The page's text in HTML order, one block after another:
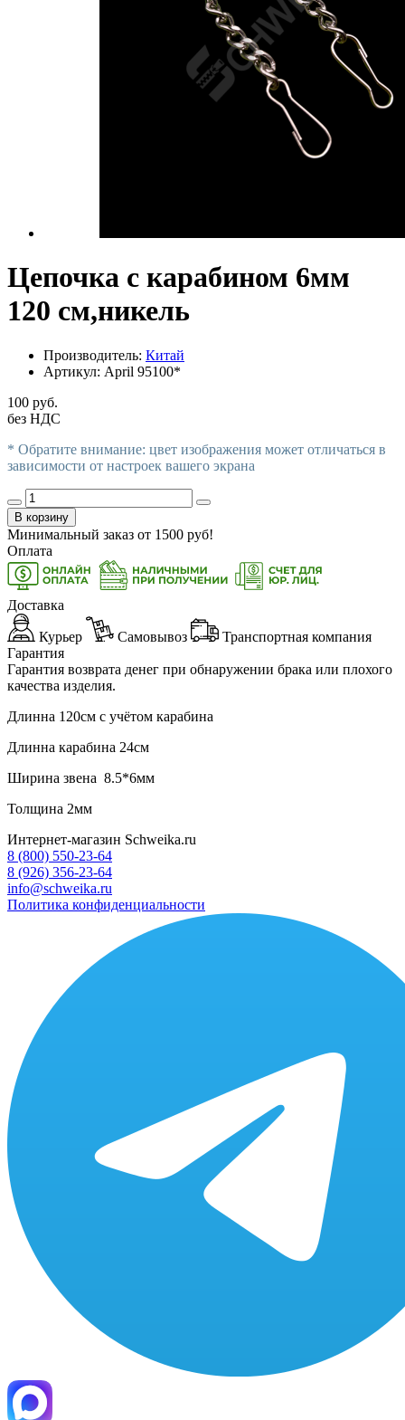
Цепочка с карабином 6мм
120 см,никель
Производитель: Китай
Артикул: April 95100*
100 руб.
без НДС
* Обратите внимание: цвет изображения может отличаться в
зависимости от настроек вашего экрана
В корзину
Минимальный заказ от 1500 руб!
Оплата
Доставка
Курьер Самовывоз
Транспортная компания
Гарантия
Гарантия возврата денег при обнаружении брака или плохого
качества изделия.
Длинна 120см с учётом карабина
Длинна карабина 24см
Ширина звена 8.5*6мм
Толщина 2мм
Интернет-магазин Schweika.ru
8 (800) 550-23-64
8 (926) 356-23-64
info@schweika.ru
Политика конфиденциальности